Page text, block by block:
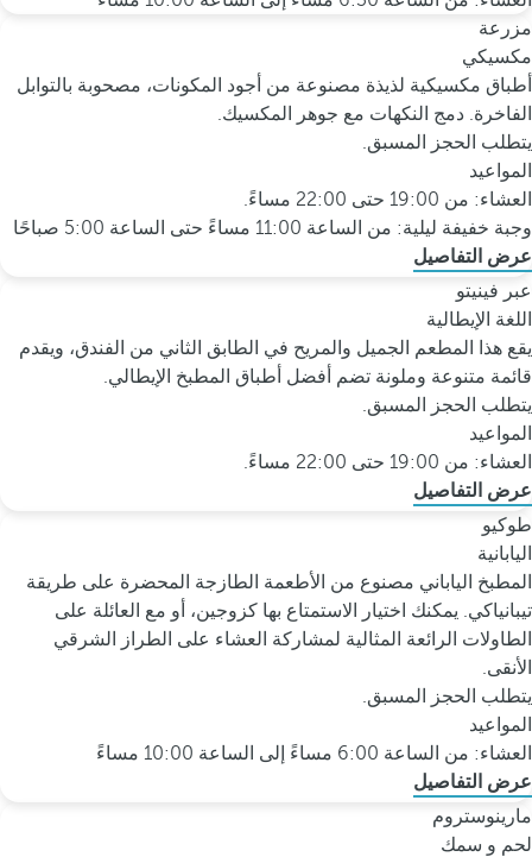
مزرعة
مكسيكي
أطباق مكسيكية لذيذة مصنوعة من أجود المكونات، مصحوبة بالتوابل
الفاخرة. دمج النكهات مع جوهر المكسيك.
يتطلب الحجز المسبق.
المواعيد
العشاء: من 19:00 حتى 22:00 مساءً.
وجبة خفيفة ليلية: من الساعة 11:00 مساءً حتى الساعة 5:00 صباحًا
عرض التفاصيل
عبر فينيتو
اللغة الإيطالية
يقع هذا المطعم الجميل والمريح في الطابق الثاني من الفندق، ويقدم
قائمة متنوعة وملونة تضم أفضل أطباق المطبخ الإيطالي.
يتطلب الحجز المسبق.
المواعيد
العشاء: من 19:00 حتى 22:00 مساءً.
عرض التفاصيل
طوكيو
اليابانية
المطبخ الياباني مصنوع من الأطعمة الطازجة المحضرة على طريقة
تيبانياكي. يمكنك اختيار الاستمتاع بها كزوجين، أو مع العائلة على
الطاولات الرائعة المثالية لمشاركة العشاء على الطراز الشرقي
الأنقى.
يتطلب الحجز المسبق.
المواعيد
العشاء: من الساعة 6:00 مساءً إلى الساعة 10:00 مساءً
عرض التفاصيل
مارينوستروم
لحم و سمك